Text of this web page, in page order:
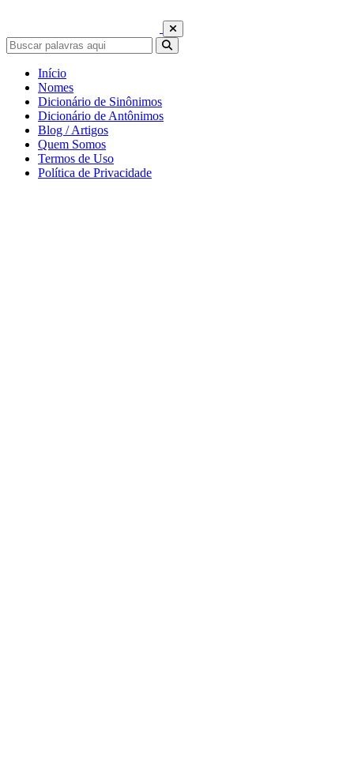
Início
Nomes
Dicionário de Sinônimos
Dicionário de Antônimos
Blog / Artigos
Quem Somos
Termos de Uso
Política de Privacidade